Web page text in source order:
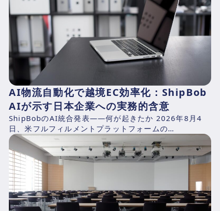
AI物流自動化で越境EC効率化：ShipBob
AIが示す日本企業への実務的含意
ShipBobのAI統合発表——何が起きたか 2026年8月4
日、米フルフィルメントプラットフォームの
ShipBob（本社：シカゴ、2014年創業、CEO：Dh...